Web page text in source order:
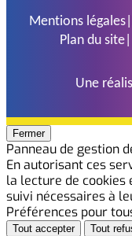
Mentions légales
Plan du site
Une
Panneau de gestion
Fermer
Panneau de gestion
En autorisant ces
la lecture de cookies
suivi nécessaires à
Préférences pour
Tout accepter Tout